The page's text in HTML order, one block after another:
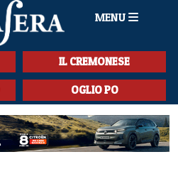
MENU
IL CREMONESE
OGLIO PO